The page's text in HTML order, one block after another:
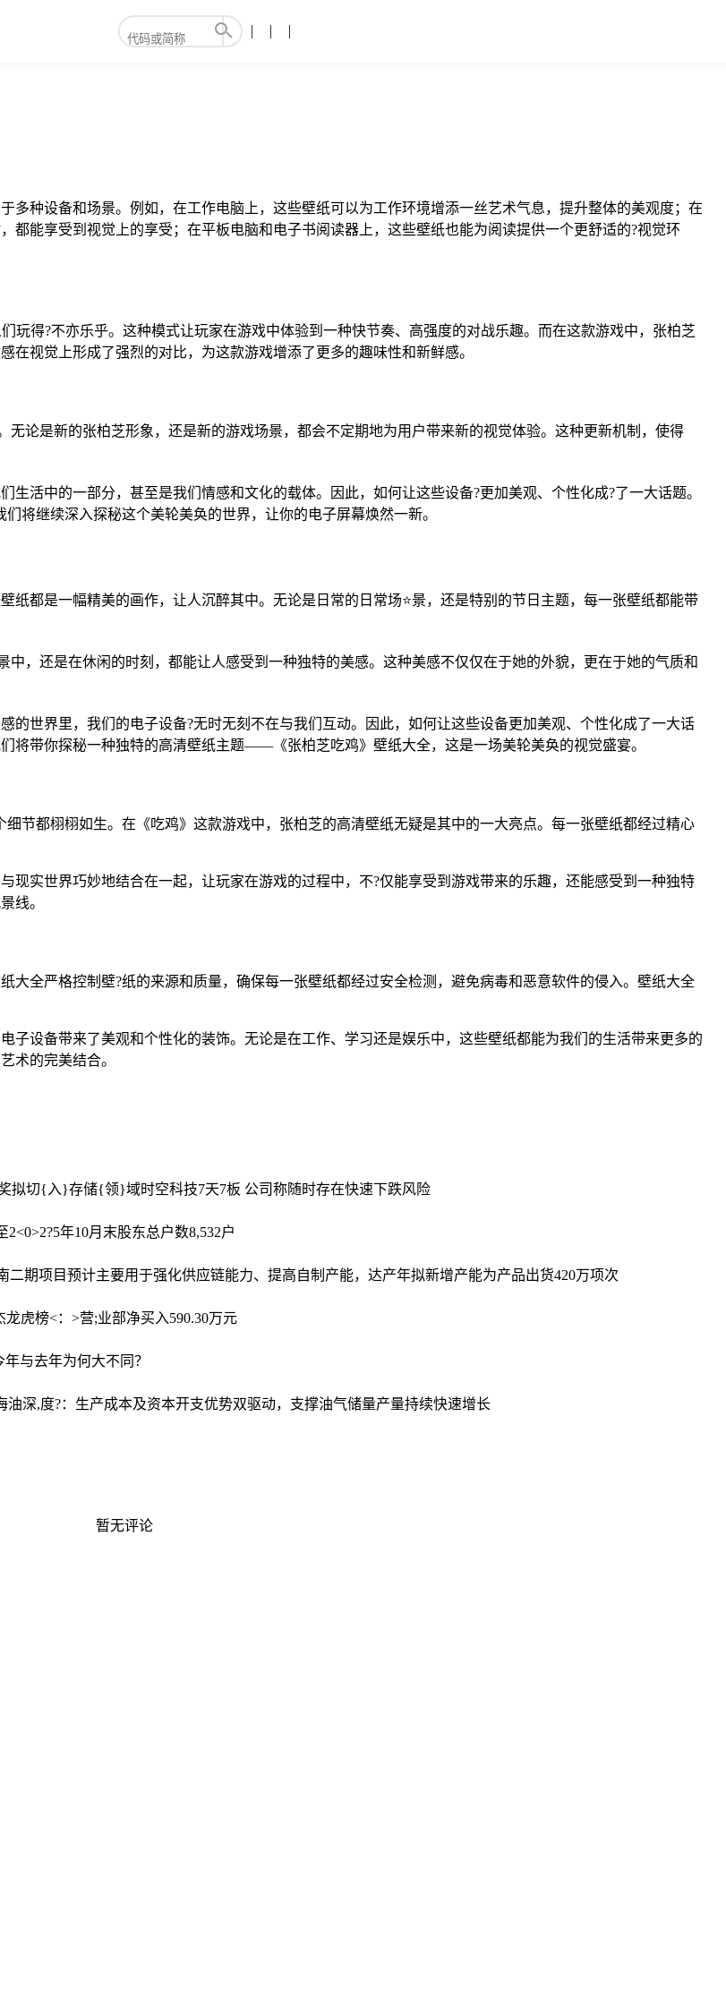
多种设备和场景。例如，在工作电脑上，这些壁纸可以为工作环境增添一丝艺术气息，提升整体的美观度；在
都能享受到视觉上的享受；在平板电脑和电子书阅读器上，这些壁纸也能为阅读提供一个更舒适的?视觉环
玩得?不亦乐乎。这种模式让玩家在游戏中体验到一种快节奏、高强度的对战乐趣。而在这款游戏中，张柏芝
视觉上形成了强烈的对比，为这款游戏增添了更多的趣味性和新鲜感。
论是新的张柏芝形象，还是新的游戏场景，都会不定期地为用户带来新的视觉体验。这种更新机制，使得
活中的一部分，甚至是我们情感和文化的载体。因此，如何让这些设备?更加美观、个性化成?了一大话题。
将继续深入探秘这个美轮美奂的世界，让你的电子屏幕焕然一新。
都是一幅精美的画作，让人沉醉其中。无论是日常的日常场⭐景，还是特别的节日主题，每一张壁纸都能带
，还是在休闲的时刻，都能让人感受到一种独特的美感。这种美感不仅仅在于她的外貌，更在于她的气质和
的世界里，我们的电子设备?无时无刻不在与我们互动。因此，如何让这些设备更加美观、个性化成了一大话
将带你探秘一种独特的高清壁纸主题——《张柏芝吃鸡》壁纸大全，这是一场美轮美奂的视觉盛宴。
节都栩栩如生。在《吃鸡》这款游戏中，张柏芝的高清壁纸无疑是其中的一大亮点。每一张壁纸都经过精心
现实世界巧妙地结合在一起，让玩家在游戏的过程中，不?仅能享受到游戏带来的乐趣，还能感受到一种独特
线。
大全严格控制壁?纸的来源和质量，确保每一张壁纸都经过安全检测，避免病毒和恶意软件的侵入。壁纸大全
子设备带来了美观和个性化的装饰。无论是在工作、学习还是娱乐中，这些壁纸都能为我们的生活带来更多的
术的完美结合。
拟切{入}存储{领}域时空科技7天7板 公司称随时存在快速下跌风险
2<0>2?5年10月末股东总户数8,532户
期项目预计主要用于强化供应链能力、提高自制产能，达产年拟新增产能为产品出货420万项次
龙虎榜<：>营;业部净买入590.30万元
与去年为何大不同？
油深,度?：生产成本及资本开支优势双驱动，支撑油气储量产量持续快速增长
暂无评论